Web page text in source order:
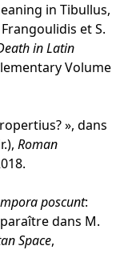
in Tibullus,
et S.
in Latin
Volume
», dans
Roman
poscunt:
dans M.
Space,